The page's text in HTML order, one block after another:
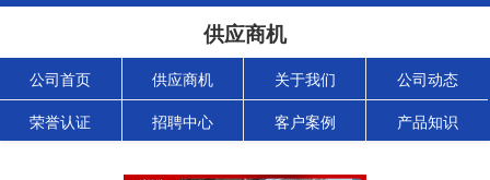
供应商机
公司首页 供应商机 关于我们 公司动态
荣誉认证 招聘中心 客户案例 产品知识